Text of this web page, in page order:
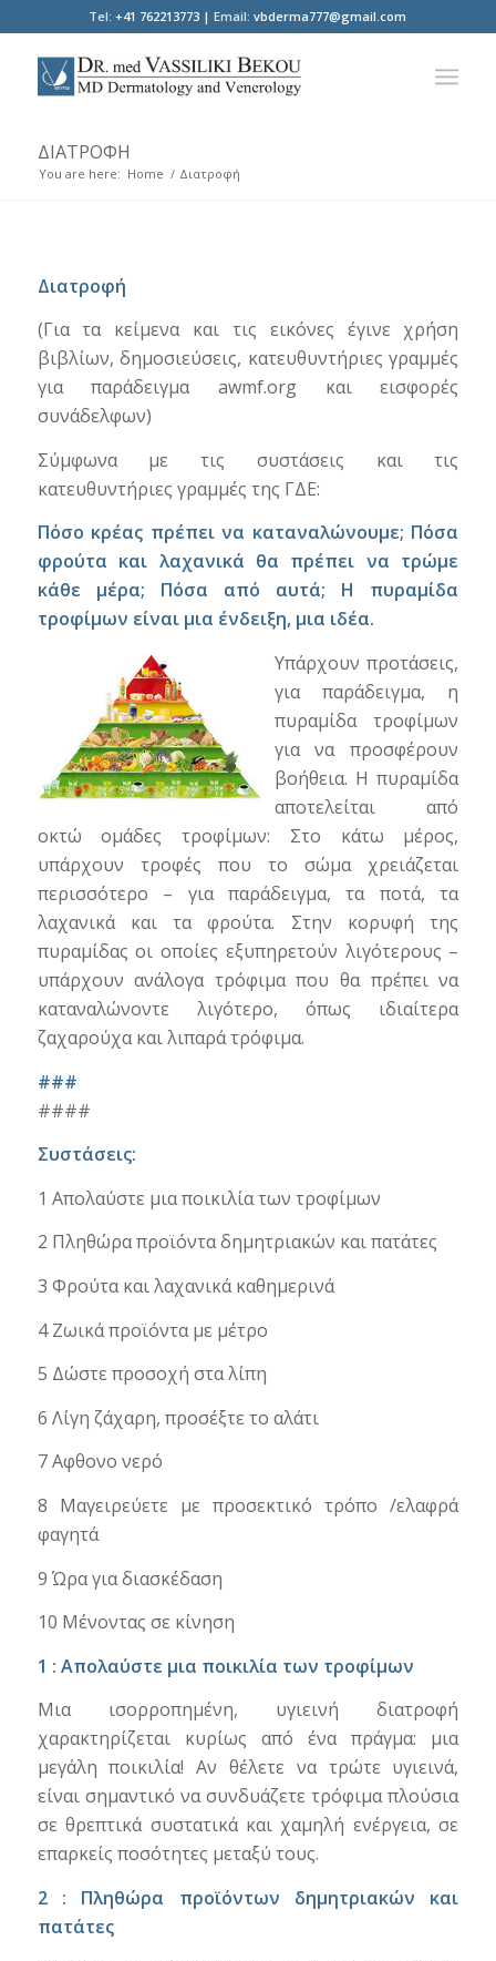
Tel: +41 762213773 |Email: vbderma777@gmail.com
ΔΙΑΤΡΟΦΉ
You are here: Home / Διατροφή
Διατροφή
(Για τα κείμενα και τις εικόνες έγινε χρήση
βιβλίων, δημοσιεύσεις, κατευθυντήριες γραμμές
για παράδειγμα awmf.org και εισφορές
συνάδελφων)
Σύμφωνα με τις συστάσεις και τις
κατευθυντήριες γραμμές της ΓΔΕ:
Πόσο κρέας πρέπει να καταναλώνουμε; Πόσα
φρούτα και λαχανικά θα πρέπει να τρώμε
κάθε μέρα; Πόσα από αυτά; Η πυραμίδα
τροφίμων είναι μια ένδειξη, μια ιδέα.
Υπάρχουν προτάσεις,
για παράδειγμα, η
πυραμίδα τροφίμων
για να προσφέρουν
βοήθεια. Η πυραμίδα
αποτελείται από
οκτώ ομάδες τροφίμων: Στο κάτω μέρος,
υπάρχουν τροφές που το σώμα χρειάζεται
περισσότερο – για παράδειγμα, τα ποτά, τα
λαχανικά και τα φρούτα. Στην κορυφή της
πυραμίδας οι οποίες εξυπηρετούν λιγότερους –
υπάρχουν ανάλογα τρόφιμα που θα πρέπει να
καταναλώνοντε λιγότερο, όπως ιδιαίτερα
ζαχαρούχα και λιπαρά τρόφιμα.
###
####
Συστάσεις:
1 Απολαύστε μια ποικιλία των τροφίμων
2 Πληθώρα προϊόντα δημητριακών και πατάτες
3 Φρούτα και λαχανικά καθημερινά
4 Ζωικά προϊόντα με μέτρο
5 Δώστε προσοχή στα λίπη
6 Λίγη ζάχαρη, προσέξτε το αλάτι
7 Αφθονο νερό
8 Μαγειρεύετε με προσεκτικό τρόπο /ελαφρά
φαγητά
9 Ώρα για διασκέδαση
10 Μένοντας σε κίνηση
1 : Απολαύστε μια ποικιλία των τροφίμων
Μια ισορροπημένη, υγιεινή διατροφή
χαρακτηρίζεται κυρίως από ένα πράγμα: μια
μεγάλη ποικιλία! Αν θέλετε να τρώτε υγιεινά,
είναι σημαντικό να συνδυάζετε τρόφιμα πλούσια
σε θρεπτικά συστατικά και χαμηλή ενέργεια, σε
επαρκείς ποσότητες μεταξύ τους.
2 : Πληθώρα προϊόντων δημητριακών και
πατάτες